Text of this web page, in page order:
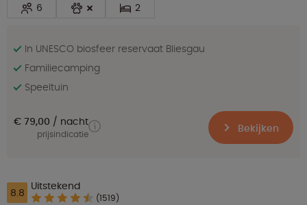
6 2
In UNESCO biosfeer reservaat Bliesgau
Familiecamping
Speeltuin
€ 79,00 nacht
prijsindicatie Bekijken
8.8 Uitstekend
(1519)